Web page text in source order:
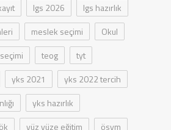
lgs 2026
lgs hazırlık
meslek seçimi
Okul
teog
tyt
yks 2021
yks 2022 tercih
yks hazırlık
yüz yüze eğitim
ösym